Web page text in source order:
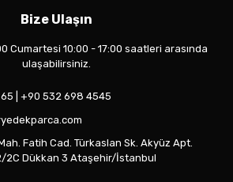
Bize Ulaşın
Cumartesi 10:00 - 17:00 saatleri arasında
ulaşabilirsiniz.
65 | +90 532 698 4545
Fatih Cad. Türkaslan Sk. Akyüz Apt.
2C Dükkan 3 Ataşehir/İstanbul